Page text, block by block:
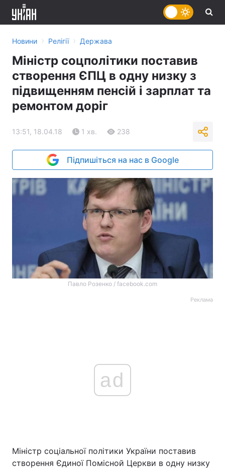
Новини › Релігії › Держава
Міністр соцполітики поставив
створення ЄПЦ в одну низку з
підвищенням пенсій і зарплат та
ремонтом доріг
13:51, 18.04.18 1 хв. 238
Підпишіться на нас в Google
Павло Розенко / facebook.com
Реклама
ad
Міністр соціальної політики України поставив
створення Єдиної Помісной Церкви в одну низку